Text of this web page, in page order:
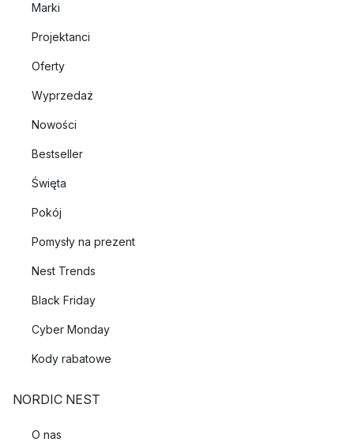
Marki
Projektanci
Oferty
Wyprzedaż
Nowości
Bestseller
Święta
Pokój
Pomysły na prezent
Nest Trends
Black Friday
Cyber Monday
Kody rabatowe
NORDIC NEST
O nas